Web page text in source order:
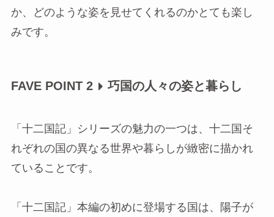
か、どのような姿を見せてくれるのかとても楽し
みです。
FAVE POINT 2 巧国の人々の姿と暮らし
「十二国記」シリーズの魅力の一つは、十二国そ
れぞれの国の異なる世界や暮らしが緻密に描かれ
ていることです。
「十二国記」本編の初めに登場する国は、陽子が